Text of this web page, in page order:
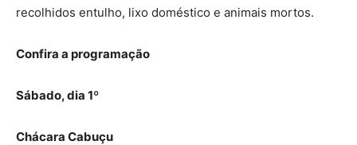
recolhidos entulho, lixo doméstico e animais mortos.
Confira a programação
Sábado, dia 1º
Chácara Cabuçu